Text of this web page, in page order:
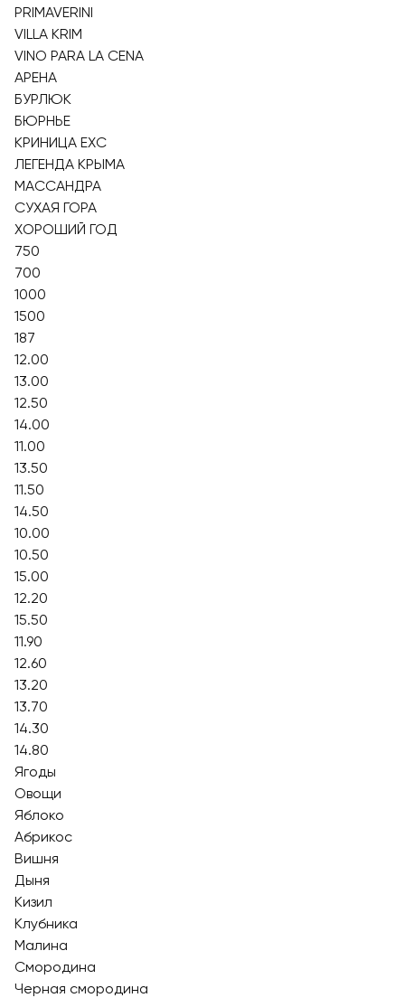
PRIMAVERINI
VILLA KRIM
VINO PARA LA CENA
АРЕНА
БУРЛЮК
БЮРНЬЕ
КРИНИЦА EXC
ЛЕГЕНДА КРЫМА
МАССАНДРА
СУХАЯ ГОРА
ХОРОШИЙ ГОД
750
700
1000
1500
187
12.00
13.00
12.50
14.00
11.00
13.50
11.50
14.50
10.00
10.50
15.00
12.20
15.50
11.90
12.60
13.20
13.70
14.30
14.80
Ягоды
Овощи
Яблоко
Абрикос
Вишня
Дыня
Кизил
Клубника
Малина
Смородина
Черная смородина